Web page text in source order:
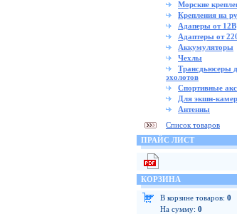
Морские
Крепления на
Адаперы от 12В
Адаптеры от
Аккумуляторы
Чехлы
Трансдьюсеры
эхолотов
Спортивные
Для экшн-
Антенны
Список товаров
ПРАЙС ЛИСТ
КОРЗИНА
В корзине товаров: 0
На сумму: 0